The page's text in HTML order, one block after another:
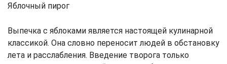
Яблочный пирог
Выпечка с яблоками является настоящей кулинарной
классикой. Она словно переносит людей в обстановку
лета и расслабления. Введение творога только